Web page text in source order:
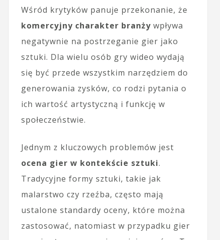
Wśród krytyków panuje przekonanie, że
komercyjny charakter branżywpływa
negatywnie na postrzeganie gier jako
sztuki. Dla wielu osób gry wideo wydają
się być przede wszystkim narzędziem do
generowania zysków, co rodzi pytania o
ich wartość artystyczną i funkcję w
społeczeństwie.
Jednym z kluczowych problemów jest
ocena gier w kontekście sztuki.
Tradycyjne formy sztuki, takie jak
malarstwo czy rzeźba, często mają
ustalone standardy oceny, które można
zastosować, natomiast w przypadku gier